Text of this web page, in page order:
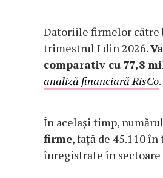
Datoriile firmelor către
trimestrul I din 2026.
comparativ cu 77,8
analiză financiară RisCo.
În același timp,
firme, față de 45.110
înregistrate în